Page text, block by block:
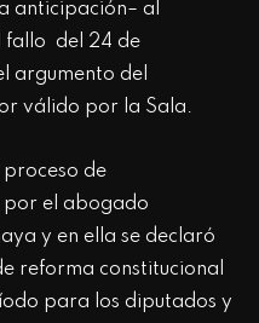
anticipación– al
fallo del 24 de
argumento del
válido por la Sala.
proceso de
por el abogado
y en ella se declaró
reforma constitucional
para los diputados y